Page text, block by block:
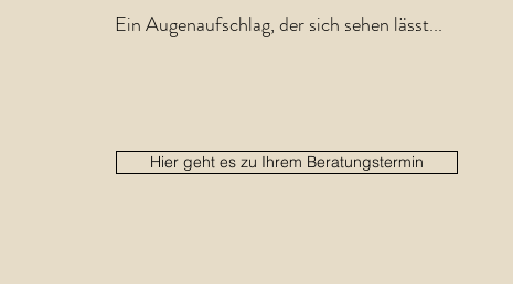
Ein Augenaufschlag, der sich sehen lässt...
Hier geht es zu Ihrem Beratungstermin